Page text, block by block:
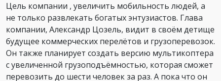
Цель компании , увеличить мобильность людей, а
не только развлекать богатых энтузиастов. Глава
компании, Александр Цозель, видит в своём детище
будущее коммерческих перелётов и грузоперевозок.
Он также планирует создать версию мультикоптера
с увеличенной грузоподъёмностью, которая сможет
перевозить до шести человек за раз. А пока что он